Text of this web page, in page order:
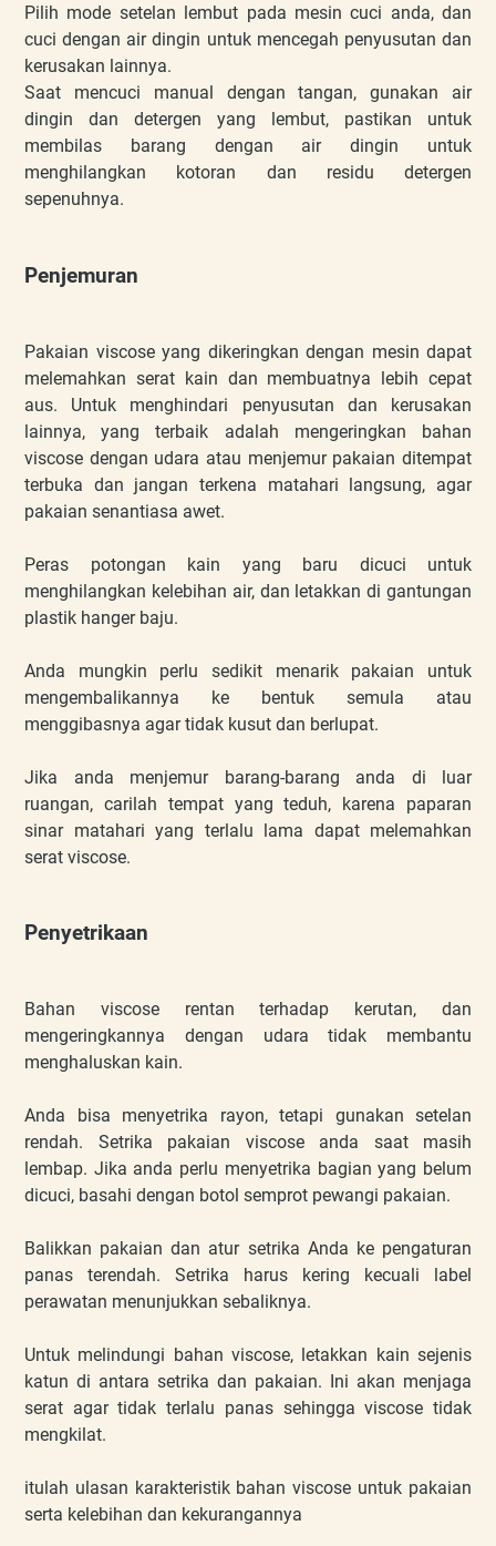
Pilih mode setelan lembut pada mesin cuci anda, dan
cuci dengan air dingin untuk mencegah penyusutan dan
kerusakan lainnya.
Saat mencuci manual dengan tangan, gunakan air
dingin dan detergen yang lembut, pastikan untuk
membilas barang dengan air dingin untuk
menghilangkan kotoran dan residu detergen
sepenuhnya.
Penjemuran
Pakaian viscose yang dikeringkan dengan mesin dapat
melemahkan serat kain dan membuatnya lebih cepat
aus. Untuk menghindari penyusutan dan kerusakan
lainnya, yang terbaik adalah mengeringkan bahan
viscose dengan udara atau menjemur pakaian ditempat
terbuka dan jangan terkena matahari langsung, agar
pakaian senantiasa awet.
Peras potongan kain yang baru dicuci untuk
menghilangkan kelebihan air, dan letakkan di gantungan
plastik hanger baju.
Anda mungkin perlu sedikit menarik pakaian untuk
mengembalikannya ke bentuk semula atau
menggibasnya agar tidak kusut dan berlupat.
Jika anda menjemur barang-barang anda di luar
ruangan, carilah tempat yang teduh, karena paparan
sinar matahari yang terlalu lama dapat melemahkan
serat viscose.
Penyetrikaan
Bahan viscose rentan terhadap kerutan, dan
mengeringkannya dengan udara tidak membantu
menghaluskan kain.
Anda bisa menyetrika rayon, tetapi gunakan setelan
rendah. Setrika pakaian viscose anda saat masih
lembap. Jika anda perlu menyetrika bagian yang belum
dicuci, basahi dengan botol semprot pewangi pakaian.
Balikkan pakaian dan atur setrika Anda ke pengaturan
panas terendah. Setrika harus kering kecuali label
perawatan menunjukkan sebaliknya.
Untuk melindungi bahan viscose, letakkan kain sejenis
katun di antara setrika dan pakaian. Ini akan menjaga
serat agar tidak terlalu panas sehingga viscose tidak
mengkilat.
itulah ulasan karakteristik bahan viscose untuk pakaian
serta kelebihan dan kekurangannya